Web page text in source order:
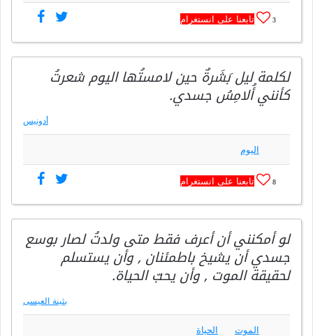
3 تابعنا على انستغرام
لكلمة ليل بَشَرةٌ حين لامستُها اليوم شعرتُ
كأنني أُلامِسُ جسدي.
أدونيس
اليوم
8 تابعنا على انستغرام
لو أمكنني أن أعرف فقط متى ولدتُ لصار بوسع
جسدي أن يشيخ باطمئنان , وأن يستسلم
لحقيقة الموت , وأن يحبّ الحياة.
بثينة العيسى
الموت الحياة